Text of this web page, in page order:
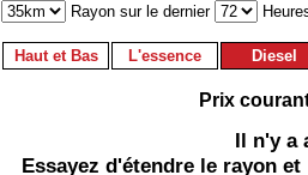
Rayon sur le dernier
Haut et Bas L'essence Diesel
Prix
Il n'y a
Essayez d'étendre le rayon